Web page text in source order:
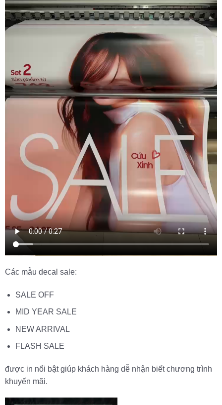
Các mẫu decal sale:
SALE OFF
MID YEAR SALE
NEW ARRIVAL
FLASH SALE
được in nổi bật giúp khách hàng dễ nhận biết chương trình
khuyến mãi.